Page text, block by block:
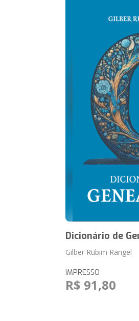
Dicionário de
Gilber Rubim Rangel
IMPRESSO
R$ 91,80